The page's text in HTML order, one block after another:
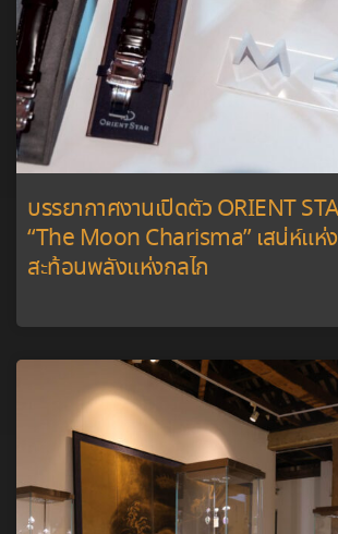
บรรยากาศงานเปิดตัว ORIENT
“The Moon Charisma” เสน่ห์แห่
สะท้อนพลังแห่งกลไก